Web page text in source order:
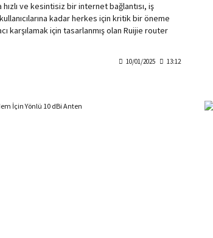
ve kesintisiz bir internet bağlantısı, iş
kadar herkes için kritik bir öneme
karşılamak için tasarlanmış olan Ruijie router
bireysel kullanıcılar hem de işletmeler için
Ruijie router'lar, performansı artıran
10/01/2025 13:12